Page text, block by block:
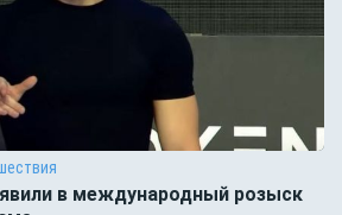
в международный розыск